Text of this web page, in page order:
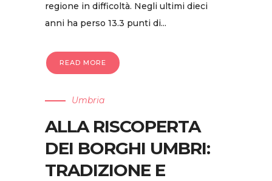
regione in difficoltà. Negli ultimi dieci
anni ha perso 13.3 punti di...
READ MORE
Umbria
ALLA RISCOPERTA
DEI BORGHI UMBRI:
TRADIZIONE E